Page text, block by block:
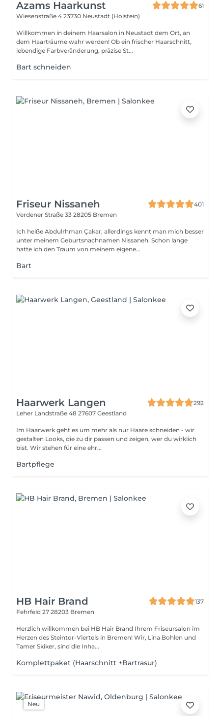
Azams Haarkunst
61
Wiesenstraße 4 23730 Neustadt (Holstein)
Willkommen in deinem Haarsalon in Neustadt dem Ort, an
dem Haarträume wahr werden! Ob ein frischer Haarschnitt,
lebendige Farbveränderung, präzise St...
Bart schneiden
Friseur Nissaneh
401
Verdener Straße 33 28205 Bremen
Ich heiße Abdulrhman Çakar, allerdings kennt man mich besser
unter meinem Geburtsnachnamen Nissaneh. Schon lange
hatte ich den Traum von meinem eigene...
Bart
Haarwerk Langen
292
Leher Landstraße 48 27607 Geestland
Im Haarwerk geht es um mehr als nur Haare schneiden - wir
gestalten Looks, die zu dir passen und zeigen, wer du wirklich
bist. Wir stehen für eine ehr...
Bartpflege
HB Hair Brand
137
Fehrfeld 27 28203 Bremen
Herzlich willkommen bei HB Hair Brand Ihrem Friseursalon im
Herzen des Steintor-Viertels in Bremen! Wir, Lina Bohlen und
Tamer Skiker, sind die Inha...
Komplettpaket (Haarschnitt +Bartrasur)
Neu